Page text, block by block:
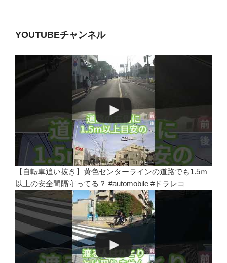
YOUTUBEチャンネル
【自転車追い抜き】黄色センターラインの道路でも1.5ｍ
以上の安全間隔守ってる？ #automobile #ドラレコ